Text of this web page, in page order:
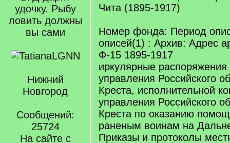
удочку. Рыбу
ловить должны
вы сами
Нижний
Новгород
Сообщений:
25724
На сайте с
Чита (1895-1917)
Номер фонда: Период
описей(1) : Архив: Адрес
Ф-15 1895-1917
иркулярные распоряжения
управления Российского
Креста, исполнительной
управления Российского
Креста по оказанию
раненым воинам на
Приказы и протоколы